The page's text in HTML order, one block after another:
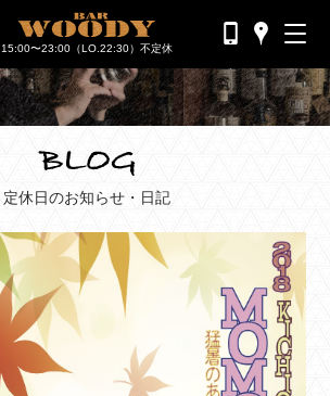
バーウッディTOP
バー ウッディについて
メニュー＆料金
おすすめカクテル
フォトギャラリー
ブログ
過去のブログ
15:00〜23:00（LO.22:30）不定休
定休日のお知らせ・日記